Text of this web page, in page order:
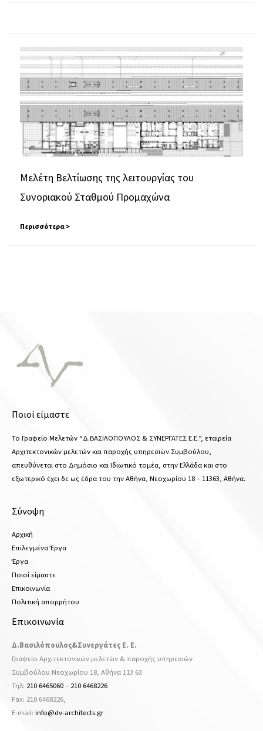
Μελέτη Βελτίωσης της λειτουργίας του
Συνοριακού Σταθμού Προμαχώνα
Περισσότερα >
Ποιοί είμαστε
Το Γραφείο Μελετών “Δ.ΒΑΣΙΛΟΠΟΥΛΟΣ & ΣΥΝΕΡΓΑΤΕΣ Ε.Ε.”, εταιρεία
Αρχιτεκτονικών μελετών και παροχής υπηρεσιών Συμβούλου,
απευθύνεται στο Δημόσιο και Ιδιωτικό τομέα, στην Ελλάδα και στο
εξωτερικό έχει δε ως έδρα του την Αθήνα, Νεοχωρίου 18 – 11363, Αθήνα.
Σύνοψη
Αρχική
Επιλεγμένα Έργα
Έργα
Ποιοί είμαστε
Επικοινωνία
Πολιτική απορρήτου
Επικοινωνία
Δ.Βασιλόπουλος&Συνεργάτες Ε. Ε.
Γραφείο Αρχιτεκτονικών μελετών & παροχής υπηρεσιών
Συμβούλου Νεοχωρίου 18, Αθήνα 113 63
Τηλ: 210 6465060– 210 6468226
Fax: 210 6468226,
Ε-mail: info@dv-architects.gr